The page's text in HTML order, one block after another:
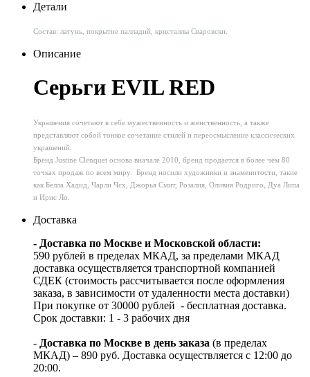
Детали
Состав: латунь, покрытие палладий, кристаллы Сваровски.
Описание
Серьги EVIL RED
Украшения сочетают в себе мужественность и женственность, а также
представляют собой тонкое сочетание стилей и переосмысление классических
украшений.
Бренд Justine Clenquet основа вначале 2010, бренд продается в более чем 80
точках продаж по всем миру. Бренд носили художники и знаменитости, такие
как Белла Хадид, Чарли Чcx, Джорья Смит, Розалия, Оливия Родриго, Дуа Липа
и Ирис Ло.
Доставка
- Доставка по Москве и Московской области:
590 рублей в пределах МКАД, за пределами МКАД
доставка осуществляется транспортной компанией
СДЕК (стоимость рассчитывается после оформления
заказа, в зависимости от удаленности места доставки)
При покупке от 30000 рублей - бесплатная доставка.
Срок доставки: 1 - 3 рабочих дня
- Доставка по Москве в день заказа (в пределах
МКАД) – 890 руб. Доставка осуществляется с 12:00 до
20:00.